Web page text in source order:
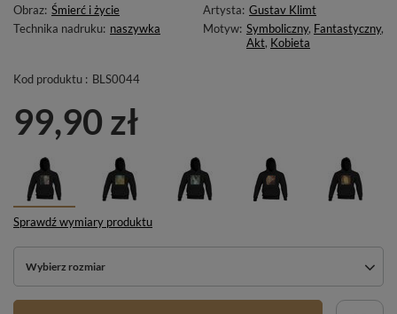
Obraz: Śmierć i życie Artysta: Gustav Klimt
Technika nadruku: naszywka Motyw: Symboliczny, Fantastyczny,
Akt, Kobieta
Kod produktu : BLS0044
99,90 zł
Sprawdź wymiary produktu
Wybierz rozmiar